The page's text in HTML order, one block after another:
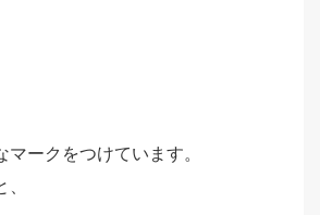
マークをつけています。